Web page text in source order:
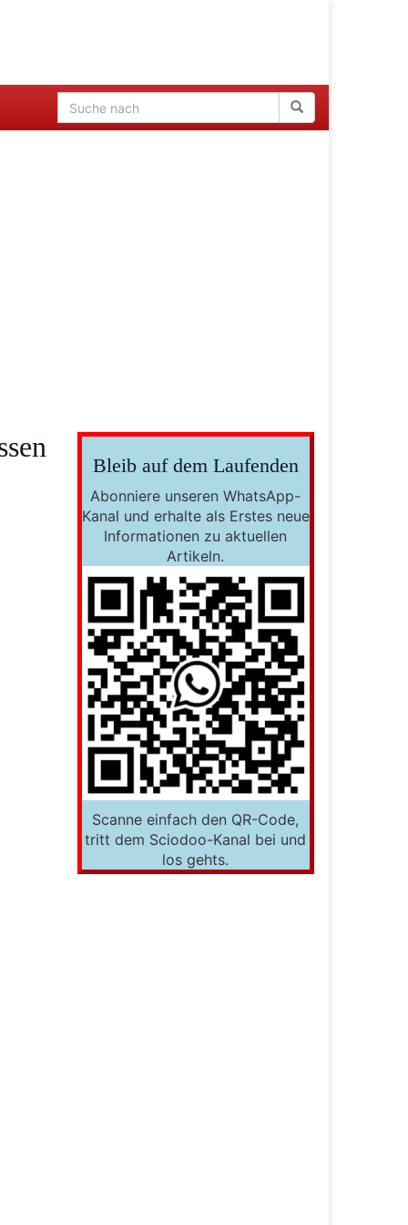
Bleib auf dem Laufenden
Abonniere unseren WhatsApp-
Kanal und erhalte als Erstes neue
Informationen zu aktuellen
Artikeln.
Scanne einfach den QR-Code,
tritt dem Sciodoo-Kanal bei und
los gehts.